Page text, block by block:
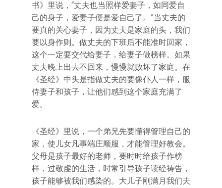
书》里说，“丈夫也当照样爱妻子，如同爱自
己的身子，爱妻子便是爱自己了。”当丈夫的
要真的关心妻子，因为丈夫是家庭的头，我们
要以身作则。做丈夫的下班后不能准时回家，
这个一定要交代给妻子，给妻子做榜样。如果
丈夫晚上出去不回来，慢慢就败坏了家庭。在
《圣经》中头是指做丈夫的要像仆人一样，服
侍妻子和孩子，让他们感到这个家庭充满了
爱。
《圣经》里说，一个弟兄先要懂得管理自己的
家，使儿女凡事端庄顺服，才能管理好教会。
父母是孩子最好的老师，要时时给孩子作榜
样，过敬虔的生活，时常引导孩子读经祷告，
孩子能够被我们感染的。大儿子刚满月我们夫